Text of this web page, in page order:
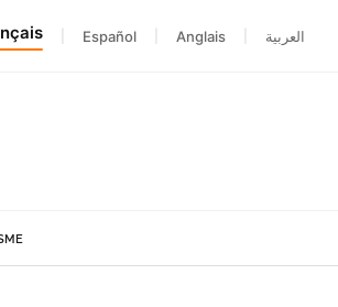
Español Anglais العربية